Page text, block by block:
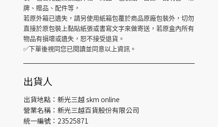
牌、贈品、配件等，
若原外箱已遺失，請另使用紙箱包覆於商品原廠包裝外，切勿
直接於原包裝上黏貼紙張或書寫文字來做寄送，若原盒內所有
物品有損壞或遺失，恕不接受退貨。
✅下單後視同您已閱讀並同意以上資訊。
出貨人
出貨地點：新光三越 skm online
營業名稱：新光三越百貨股份有限公司
統一編號：23525871